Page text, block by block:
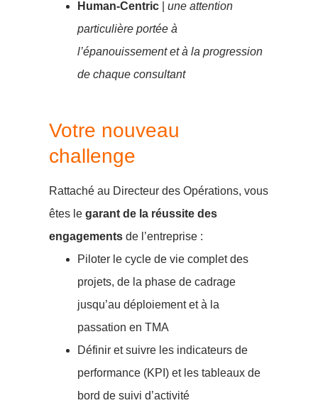
Human-Centric
une attention
particulière portée à
l’épanouissement et à la progression
de chaque consultant
Rattaché au Directeur des Opérations, vous
êtes le garant de la réussite des
engagements de l’entreprise :
Piloter le cycle de vie complet des
projets, de la phase de cadrage
jusqu’au déploiement et à la
passation en TMA
Définir et suivre les indicateurs de
performance (KPI) et les tableaux de
bord de suivi d’activité
Votre nouveau
challenge